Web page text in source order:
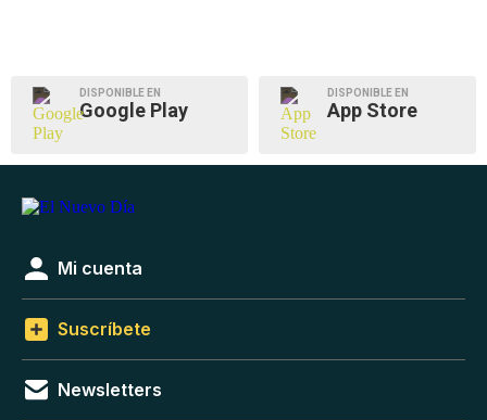
DISPONIBLE EN
Google Play
DISPONIBLE EN
App Store
Mi cuenta
Suscríbete
Newsletters